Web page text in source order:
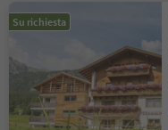
Su richiesta